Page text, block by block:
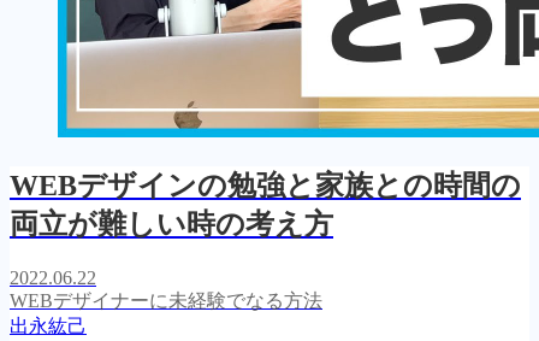
WEBデザインの勉強と家族との時間の
両立が難しい時の考え方
2022.06.22
WEBデザイナーに未経験でなる方法
出永紘己